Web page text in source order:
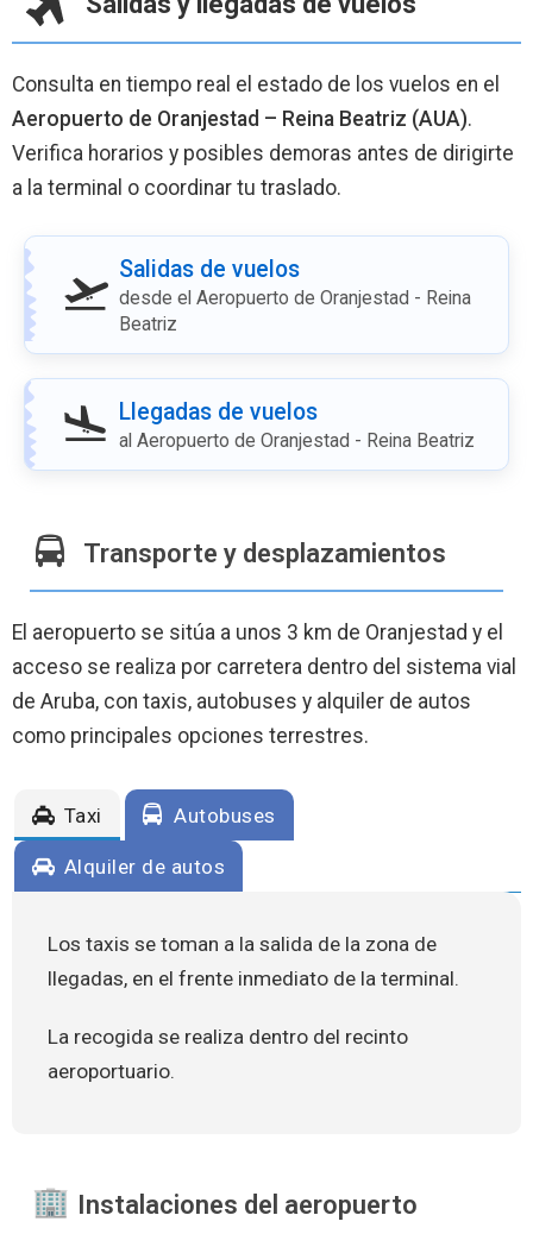
Consulta en tiempo real el estado de los vuelos en el
Aeropuerto de Oranjestad – Reina Beatriz (AUA).
Verifica horarios y posibles demoras antes de dirigirte
a la terminal o coordinar tu traslado.
Salidas de vuelos
desde el Aeropuerto de Oranjestad - Reina
Beatriz
Llegadas de vuelos
al Aeropuerto de Oranjestad - Reina Beatriz
Transporte y desplazamientos
El aeropuerto se sitúa a unos 3 km de Oranjestad y el
acceso se realiza por carretera dentro del sistema vial
de Aruba, con taxis, autobuses y alquiler de autos
como principales opciones terrestres.
Taxi Autobuses
Alquiler de autos
Los taxis se toman a la salida de la zona de
llegadas, en el frente inmediato de la terminal.
La recogida se realiza dentro del recinto
aeroportuario.
Instalaciones del aeropuerto